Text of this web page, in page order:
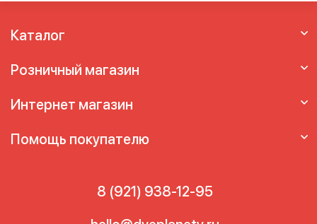
Каталог
Розничный магазин
Интернет магазин
Помощь покупателю
8 (921) 938-12-95